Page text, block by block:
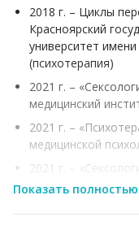
2018 г. – Циклы
Красноярский
университет
(психотерапия)
2021 г. –
медицинский
2021 г. –
медицинской
2021 г. –
организация
Показать полностью